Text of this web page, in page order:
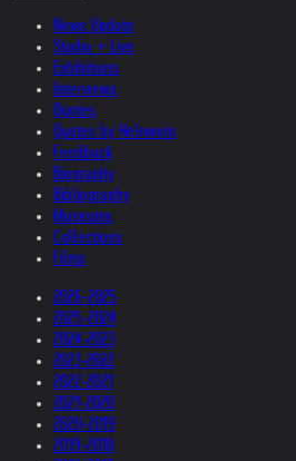
News Update
Studio + Live
Exhibitions
Interviews
Quotes
Quotes by Helnwein
Feedback
Biography
Bibliography
Museums
Collections
Films
2026-2025
2025-2024
2024-2023
2023-2022
2022-2021
2021-2020
2020-2019
2019-2018